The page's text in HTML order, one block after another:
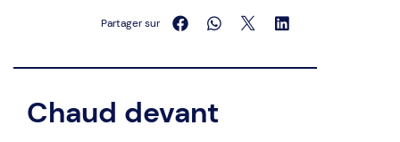
Partager sur
Chaud devant